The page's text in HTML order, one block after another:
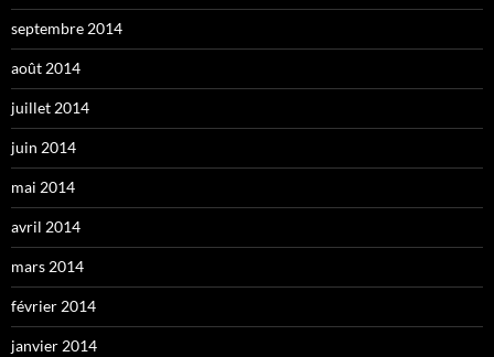
septembre 2014
août 2014
juillet 2014
juin 2014
mai 2014
avril 2014
mars 2014
février 2014
janvier 2014